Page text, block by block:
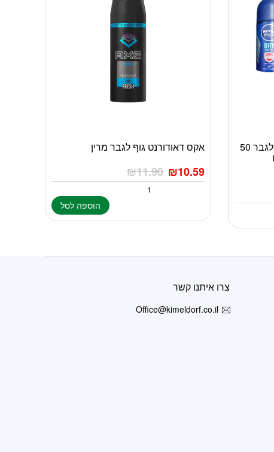
3 יח’ ניוואה דאודורנט רול און לגבר 50 אקס דאודורנט גוף לגבר מרין
₪11.90 ₪10.59
הוספה לסל
צרו איתנו קשר
Office@kimeldorf.co.il